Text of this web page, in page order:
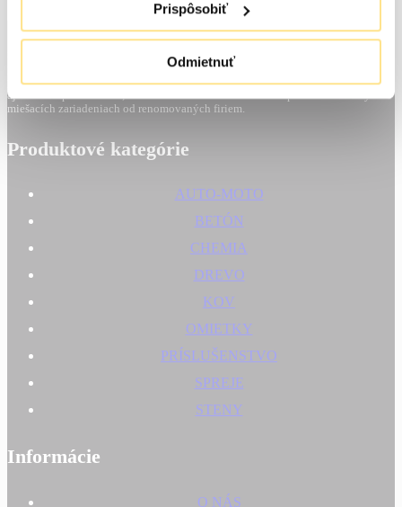
Prispôsobiť
Odmietnuť
Sme veľkoobchodná prevádzka a zásobujeme maloobchodné a veľkoobchodné
predajne, máme aj najväčšiu špecializovanú predajňu v regióne, zameranú na
predaj farieb, stavebnej chémie, auto lakov a maliarskych potrieb. Poskytujeme
aj odborné poradenstvo, tónovanie auto lakov a farieb na plnoautomatických
miešacích zariadeniach od renomovaných firiem.
Produktové kategórie
AUTO-MOTO
BETÓN
CHEMIA
DREVO
KOV
OMIETKY
PRÍSLUŠENSTVO
SPREJE
STENY
Informácie
O NÁS